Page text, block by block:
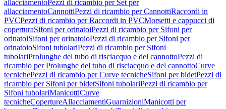
allacciamentoPezzi di ricambio per Set per
allacciamentoCannottiPezzi di ricambio per CannottiRaccordi in
PVCPezzi di ricambio per Raccordi in PVCMorsetti e cappucci di
coperturaSifoni per orinatoiPezzi di ricambio per Sifoni per
orinatoiSifoni per orinatoioPezzi di ricambio per Sifoni per
orinatoioSifoni tubolariPezzi di ricambio per Sifoni
tubolariProlunghe del tubo di risciacquo e del cannottoPezzi di
ricambio per Prolunghe del tubo di risciacquo e del cannottoCurve
tecnichePezzi di ricambio per Curve tecnicheSifoni per bidetPezzi di
ricambio per Sifoni per bidetSifoni tubolariPezzi di ricambio per
Sifoni tubolariManicottiCurve
tecnicheCopertureAllacciamentiGuarnizioniManicotti per